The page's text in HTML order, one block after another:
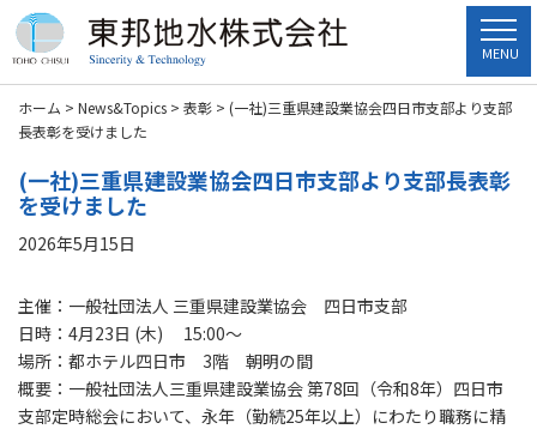
MENU
ホーム > News&Topics > 表彰 > (一社)三重県建設業協会四日市支部より支部
長表彰を受けました
(一社)三重県建設業協会四日市支部より支部長表彰
を受けました
2026年5月15日
主催：一般社団法人 三重県建設業協会 四日市支部
日時：4月23日 (木) 15:00～
場所：都ホテル四日市 3階 朝明の間
概要：一般社団法人三重県建設業協会 第78回（令和8年）四日市
支部定時総会において、永年（勤続25年以上）にわたり職務に精